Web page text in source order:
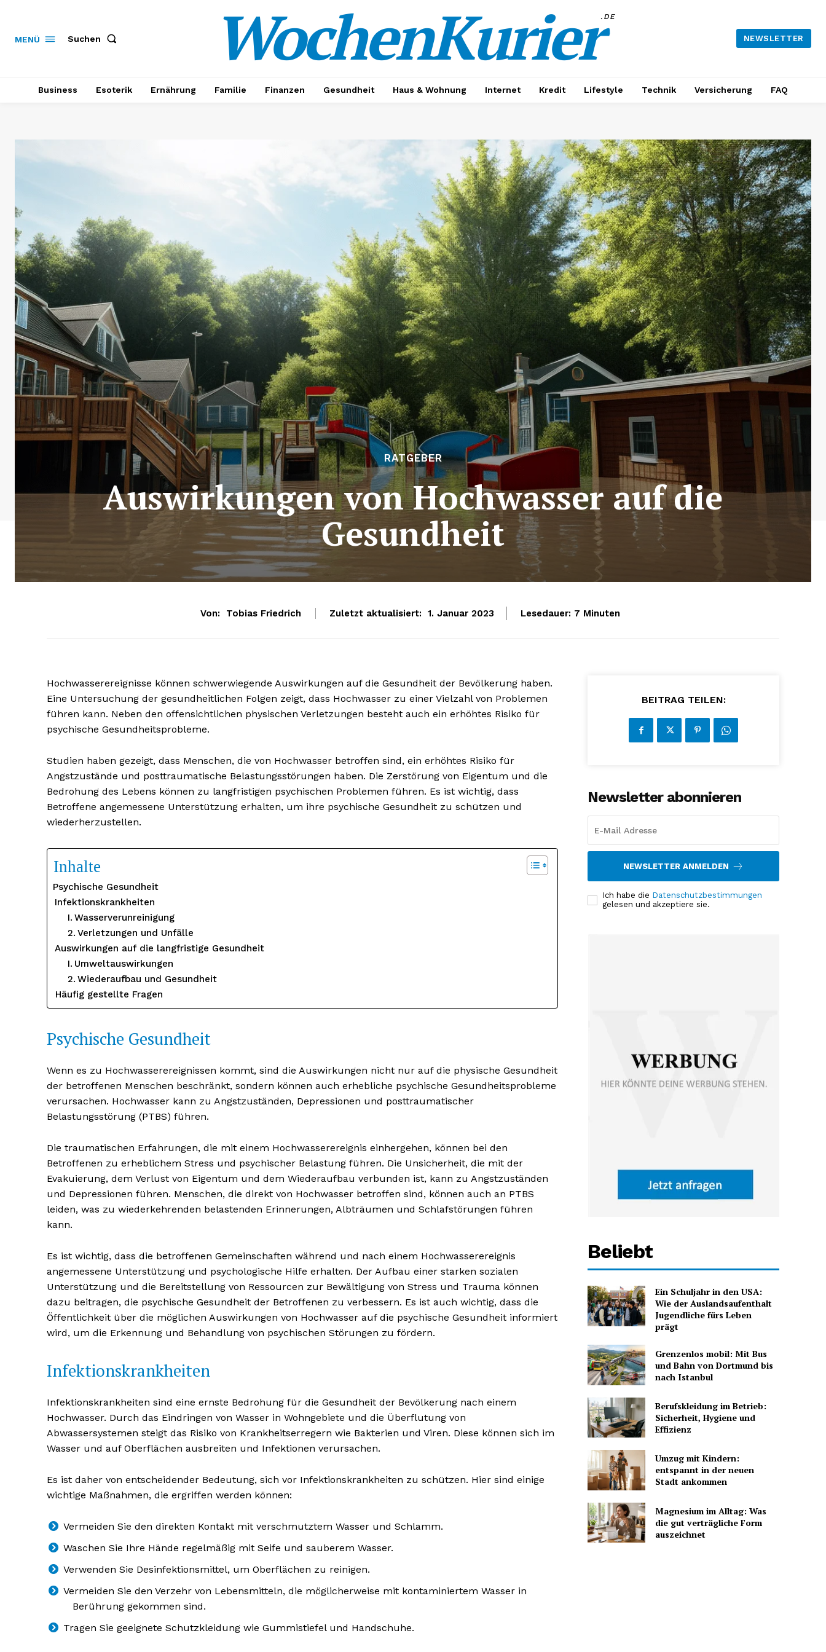
Erhalte unseren
kostenlosen
Newsletter
MENÜ Suchen WochenKurier.DE
NEWSLETTER
Business Esoterik Ernährung Familie Finanzen Gesundheit Haus & Wohnung Internet Kredit Lifestyle Technik Versicherung FAQ
RATGEBER
Auswirkungen von Hochwasser auf die
Gesundheit
Von: Tobias Friedrich Zuletzt aktualisiert: 1. Januar 2023 Lesedauer: 7 Minuten
Hochwasserereignisse können schwerwiegende Auswirkungen auf die Gesundheit der Bevölkerung haben.
Eine Untersuchung der gesundheitlichen Folgen zeigt, dass Hochwasser zu einer Vielzahl von Problemen
führen kann. Neben den offensichtlichen physischen Verletzungen besteht auch ein erhöhtes Risiko für
psychische Gesundheitsprobleme.
Studien haben gezeigt, dass Menschen, die von Hochwasser betroffen sind, ein erhöhtes Risiko für
Angstzustände und posttraumatische Belastungsstörungen haben. Die Zerstörung von Eigentum und die
Bedrohung des Lebens können zu langfristigen psychischen Problemen führen. Es ist wichtig, dass
Betroffene angemessene Unterstützung erhalten, um ihre psychische Gesundheit zu schützen und
wiederherzustellen.
Inhalte
Psychische Gesundheit
Infektionskrankheiten
Wasserverunreinigung
Verletzungen und Unfälle
Auswirkungen auf die langfristige Gesundheit
Umweltauswirkungen
Wiederaufbau und Gesundheit
Häufig gestellte Fragen
Psychische Gesundheit
Wenn es zu Hochwasserereignissen kommt, sind die Auswirkungen nicht nur auf die physische Gesundheit
der betroffenen Menschen beschränkt, sondern können auch erhebliche psychische Gesundheitsprobleme
verursachen. Hochwasser kann zu Angstzuständen, Depressionen und posttraumatischer
Belastungsstörung (PTBS) führen.
Die traumatischen Erfahrungen, die mit einem Hochwasserereignis einhergehen, können bei den
Betroffenen zu erheblichem Stress und psychischer Belastung führen. Die Unsicherheit, die mit der
Evakuierung, dem Verlust von Eigentum und dem Wiederaufbau verbunden ist, kann zu Angstzuständen
und Depressionen führen. Menschen, die direkt von Hochwasser betroffen sind, können auch an PTBS
leiden, was zu wiederkehrenden belastenden Erinnerungen, Albträumen und Schlafstörungen führen
kann.
Es ist wichtig, dass die betroffenen Gemeinschaften während und nach einem Hochwasserereignis
angemessene Unterstützung und psychologische Hilfe erhalten. Der Aufbau einer starken sozialen
Unterstützung und die Bereitstellung von Ressourcen zur Bewältigung von Stress und Trauma können
dazu beitragen, die psychische Gesundheit der Betroffenen zu verbessern. Es ist auch wichtig, dass die
Öffentlichkeit über die möglichen Auswirkungen von Hochwasser auf die psychische Gesundheit informiert
wird, um die Erkennung und Behandlung von psychischen Störungen zu fördern.
Infektionskrankheiten
Infektionskrankheiten sind eine ernste Bedrohung für die Gesundheit der Bevölkerung nach einem
Hochwasser. Durch das Eindringen von Wasser in Wohngebiete und die Überflutung von
Abwassersystemen steigt das Risiko von Krankheitserregern wie Bakterien und Viren. Diese können sich im
Wasser und auf Oberflächen ausbreiten und Infektionen verursachen.
Es ist daher von entscheidender Bedeutung, sich vor Infektionskrankheiten zu schützen. Hier sind einige
wichtige Maßnahmen, die ergriffen werden können:
Vermeiden Sie den direkten Kontakt mit verschmutztem Wasser und Schlamm.
Waschen Sie Ihre Hände regelmäßig mit Seife und sauberem Wasser.
Verwenden Sie Desinfektionsmittel, um Oberflächen zu reinigen.
Vermeiden Sie den Verzehr von Lebensmitteln, die möglicherweise mit kontaminiertem Wasser in
Berührung gekommen sind.
Tragen Sie geeignete Schutzkleidung wie Gummistiefel und Handschuhe.
BEITRAG TEILEN:
Newsletter abonnieren
NEWSLETTER ANMELDEN
Ich habe die Datenschutzbestimmungen
gelesen und akzeptiere sie.
Beliebt
Ein Schuljahr in den USA:
Wie der Auslandsaufenthalt
Jugendliche fürs Leben
prägt
Grenzenlos mobil: Mit Bus
und Bahn von Dortmund bis
nach Istanbul
Berufskleidung im Betrieb:
Sicherheit, Hygiene und
Effizienz
Umzug mit Kindern:
entspannt in der neuen
Stadt ankommen
Magnesium im Alltag: Was
die gut verträgliche Form
auszeichnet